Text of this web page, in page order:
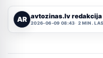
AR avtozinas.lv redakcija
2026-06-09 08:43 2 MIN.